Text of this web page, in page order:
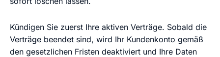
Kündigen Sie zuerst Ihre aktiven Verträge. Sobald die
Verträge beendet sind, wird Ihr Kundenkonto gemäß
den gesetzlichen Fristen deaktiviert und Ihre Daten